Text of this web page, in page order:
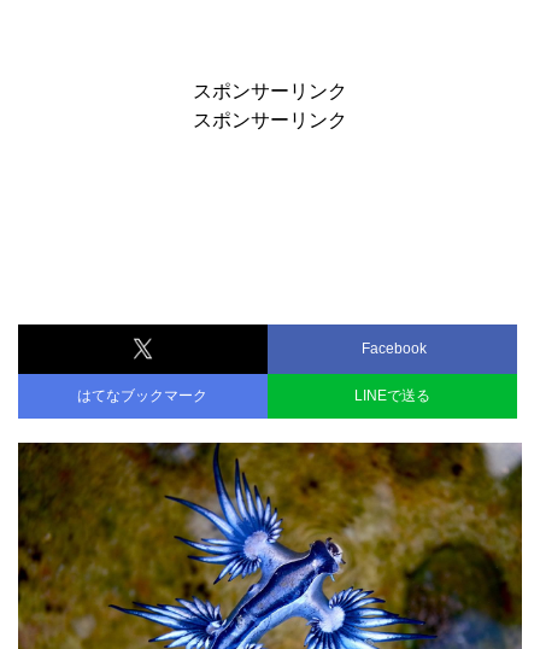
スポンサーリンク
スポンサーリンク
Facebook
はてなブックマーク LINEで送る